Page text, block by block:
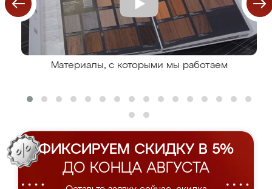
Материалы, с которыми мы работаем
ФИКСИРУЕМ СКИДКУ В 5%
ДО КОНЦА АВГУСТА